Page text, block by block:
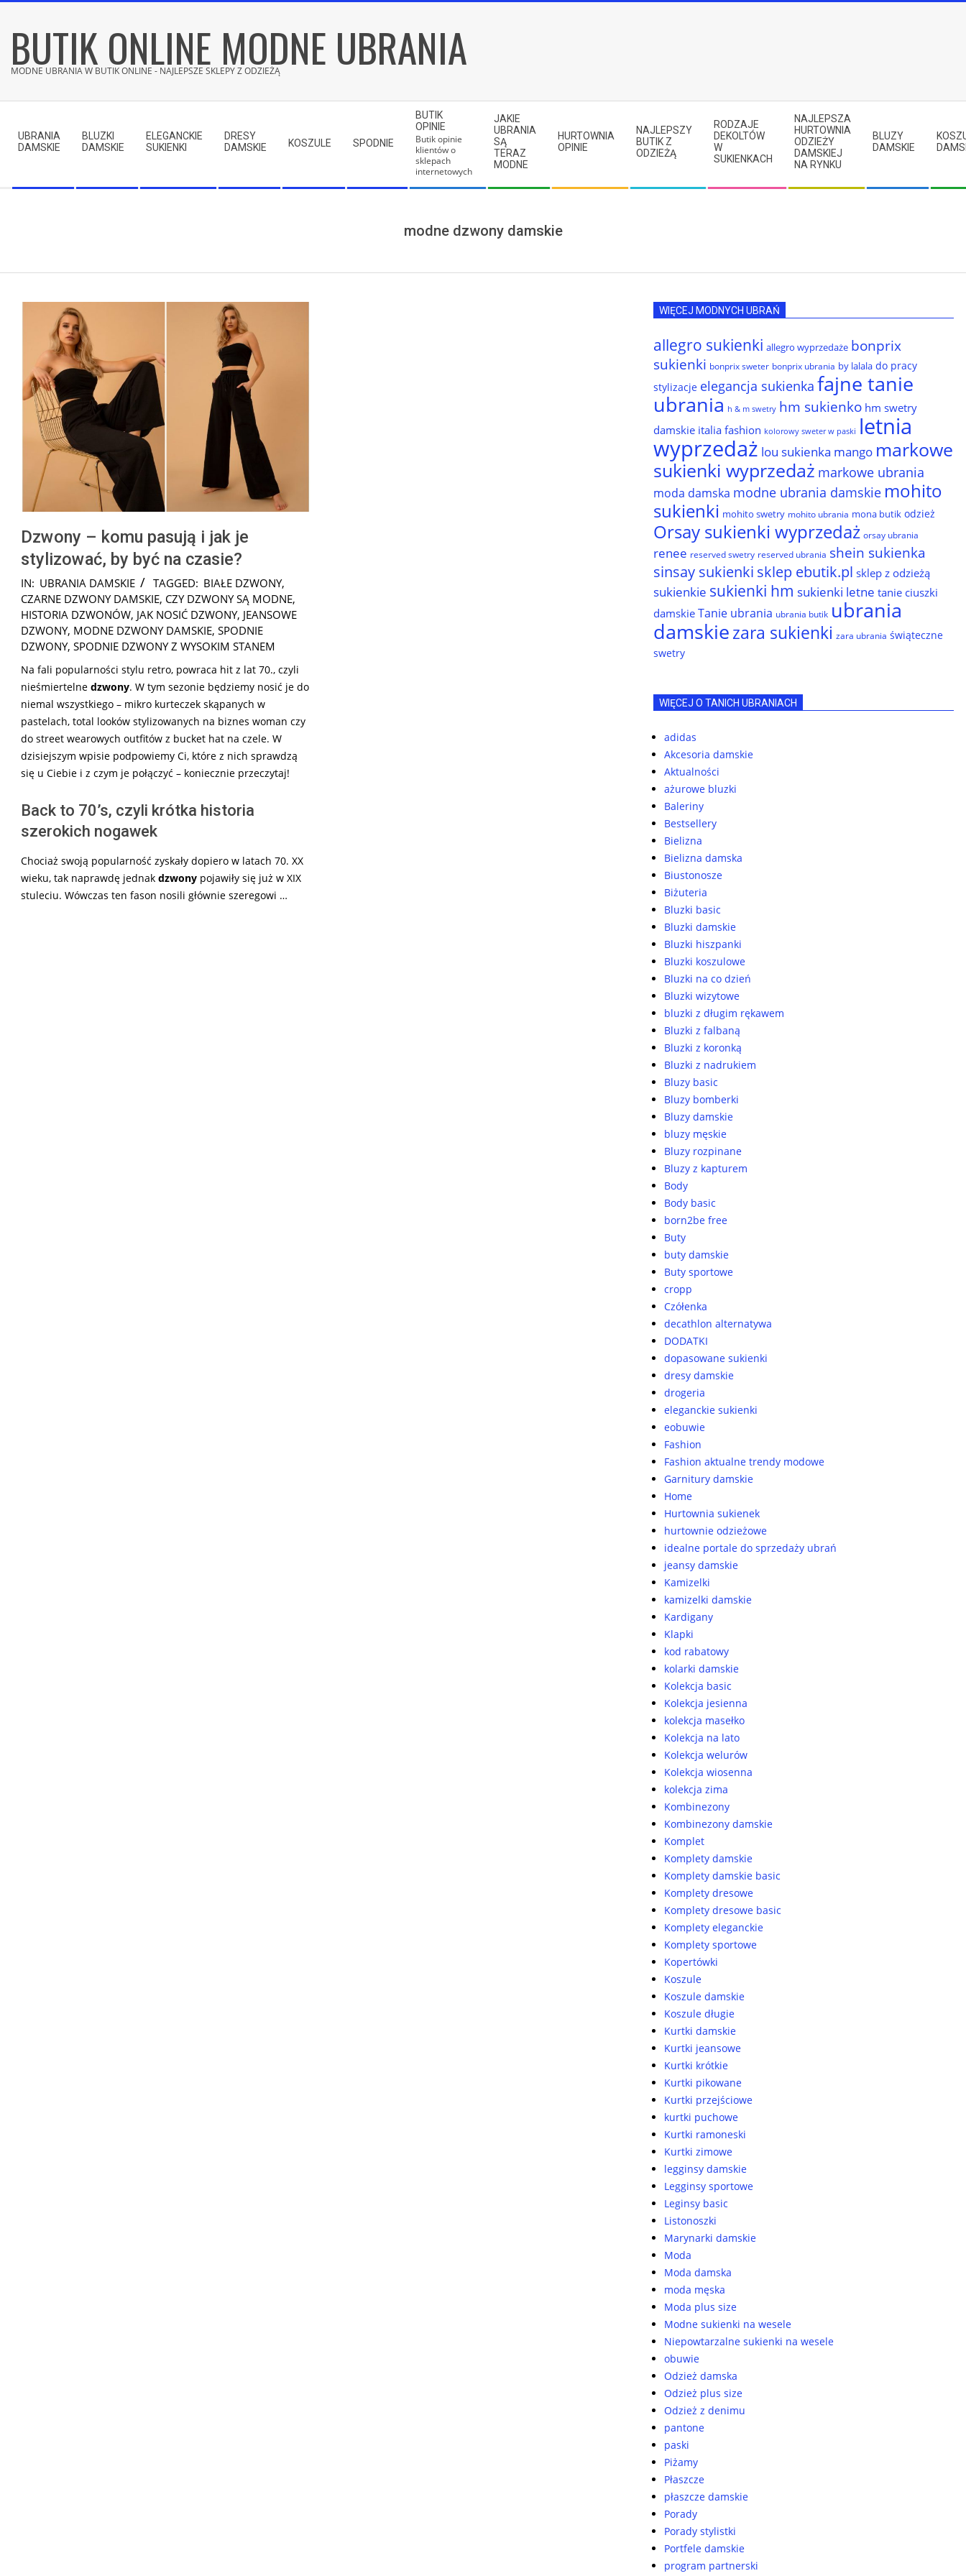
contentBUTIK ONLINE MODNE UBRANIA
MODNE UBRANIA W BUTIK ONLINE - NAJLEPSZE SKLEPY Z ODZIEŻĄ
Menu
UBRANIA
DAMSKIE
BLUZKI
DAMSKIE
ELEGANCKIE
SUKIENKI
DRESY
DAMSKIE
KOSZULE SPODNIE
BUTIK
OPINIE
Butik opinie
klientów o
sklepach
internetowych
JAKIE
UBRANIA
SĄ
TERAZ
MODNE
HURTOWNIA
OPINIE
NAJLEPSZY
BUTIK Z
ODZIEŻĄ
RODZAJE
DEKOLTÓW
W
SUKIENKACH
NAJLEPSZA
HURTOWNIA
ODZIEŻY
DAMSKIEJ
NA RYNKU
BLUZY
DAMSKIE
modne dzwony damskie
Dzwony – komu pasują i jak je
stylizować, by być na czasie?
2025-
08-
01
IN: UBRANIA DAMSKIE TAGGED: BIAŁE DZWONY,
CZARNE DZWONY DAMSKIE, CZY DZWONY SĄ MODNE,
HISTORIA DZWONÓW, JAK NOSIĆ DZWONY, JEANSOWE
DZWONY, MODNE DZWONY DAMSKIE, SPODNIE
DZWONY, SPODNIE DZWONY Z WYSOKIM STANEM
Na fali popularności stylu retro, powraca hit z lat 70., czyli
nieśmiertelne dzwony. W tym sezonie będziemy nosić je do
niemal wszystkiego – mikro kurteczek skąpanych w
pastelach, total looków stylizowanych na biznes woman czy
do street wearowych outfitów z bucket hat na czele. W
dzisiejszym wpisie podpowiemy Ci, które z nich sprawdzą
się u Ciebie i z czym je połączyć – koniecznie przeczytaj!
Back to 70’s, czyli krótka historia
szerokich nogawek
Chociaż swoją popularność zyskały dopiero w latach 70. XX
wieku, tak naprawdę jednak dzwony pojawiły się już w XIX
stuleciu. Wówczas ten fason nosili głównie szeregowi …
WIĘCEJ MODNYCH UBRAŃ
allegro sukienki allegro wyprzedaże bonprix
sukienki bonprix sweter bonprix ubrania by lalala do pracy
stylizacje elegancja sukienka fajne tanie
ubrania h & m swetry hm sukienko hm swetry
damskie italia fashion kolorowy sweter w paski letnia
wyprzedaż lou sukienka mango markowe
sukienki wyprzedaż markowe ubrania
moda damska modne ubrania damskie mohito
sukienki mohito swetry mohito ubrania mona butik odzież
Orsay sukienki wyprzedaż orsay ubrania
renee reserved swetry reserved ubrania shein sukienka
sinsay sukienki sklep ebutik.pl sklep z odzieżą
sukienkie sukienki hm sukienki letne tanie ciuszki
damskie Tanie ubrania ubrania butik ubrania
damskiezara sukienki zara ubrania świąteczne
swetry
WIĘCEJ O TANICH UBRANIACH
adidas
Akcesoria damskie
Aktualności
ażurowe bluzki
Baleriny
Bestsellery
Bielizna
Bielizna damska
Biustonosze
Biżuteria
Bluzki basic
Bluzki damskie
Bluzki hiszpanki
Bluzki koszulowe
Bluzki na co dzień
Bluzki wizytowe
bluzki z długim rękawem
Bluzki z falbaną
Bluzki z koronką
Bluzki z nadrukiem
Bluzy basic
Bluzy bomberki
Bluzy damskie
bluzy męskie
Bluzy rozpinane
Bluzy z kapturem
Body
Body basic
born2be free
Buty
buty damskie
Buty sportowe
cropp
Czółenka
decathlon alternatywa
DODATKI
dopasowane sukienki
dresy damskie
drogeria
eleganckie sukienki
eobuwie
Fashion
Fashion aktualne trendy modowe
Garnitury damskie
Home
Hurtownia sukienek
hurtownie odzieżowe
idealne portale do sprzedaży ubrań
jeansy damskie
Kamizelki
kamizelki damskie
Kardigany
Klapki
kod rabatowy
kolarki damskie
Kolekcja basic
Kolekcja jesienna
kolekcja masełko
Kolekcja na lato
Kolekcja welurów
Kolekcja wiosenna
kolekcja zima
Kombinezony
Kombinezony damskie
Komplet
Komplety damskie
Komplety damskie basic
Komplety dresowe
Komplety dresowe basic
Komplety eleganckie
Komplety sportowe
Kopertówki
Koszule
Koszule damskie
Koszule długie
Kurtki damskie
Kurtki jeansowe
Kurtki krótkie
Kurtki pikowane
Kurtki przejściowe
kurtki puchowe
Kurtki ramoneski
Kurtki zimowe
legginsy damskie
Legginsy sportowe
Leginsy basic
Listonoszki
Marynarki damskie
Moda
Moda damska
moda męska
Moda plus size
Modne sukienki na wesele
Niepowtarzalne sukienki na wesele
obuwie
Odzież damska
Odzież plus size
Odzież z denimu
pantone
paski
Piżamy
Płaszcze
płaszcze damskie
Porady
Porady stylistki
Portfele damskie
program partnerski